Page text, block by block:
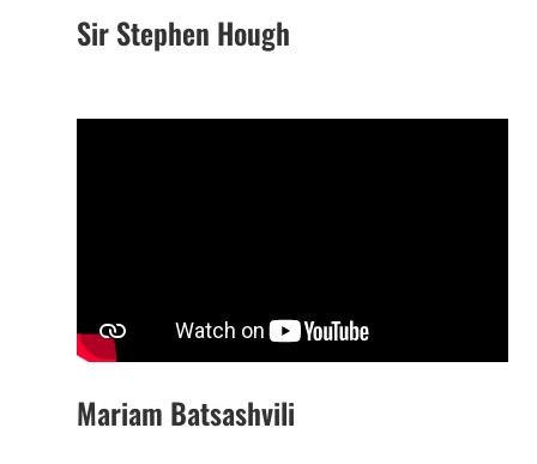
Sir Stephen Hough
Mariam Batsashvili